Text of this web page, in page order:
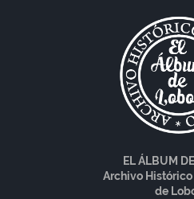
EL ÁLBUM
Archivo
de